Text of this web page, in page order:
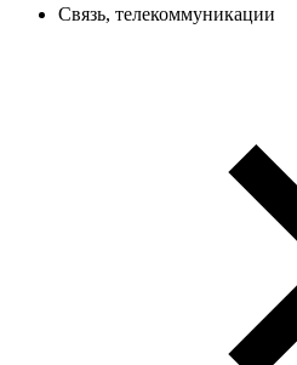
Связь, телекоммуникации